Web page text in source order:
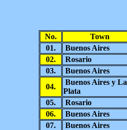
No. Town
01.
Buenos Aires
02.
Rosario
03.
Buenos Aires
04.
Buenos Aires y La
Plata
05.
Rosario
06.
Buenos Aires
07.
Buenos Aires